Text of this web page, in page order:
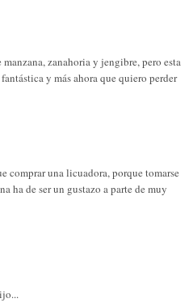
zanahoria y jengibre, pero esta
y más ahora que quiero perder
comprar una licuadora, porque tomarse
ha de ser un gustazo a parte de muy